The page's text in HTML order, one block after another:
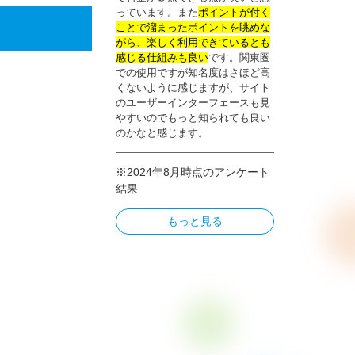
っています。またポイントが付く
ことで溜まったポイントを眺めな
がら、楽しく利用できているとも
感じる仕組みも良いです。関東圏
での使用ですが知名度はさほど高
くないように感じますが、サイト
のユーザーインターフェースも見
やすいのでもっと知られても良い
のかなと感じます。
※2024年8月時点のアンケート
結果
もっと見る